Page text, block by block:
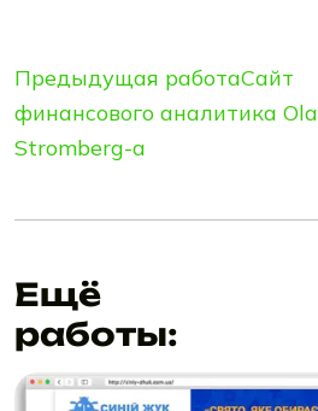
Предыдущая работаСайт
финансового аналитика Ola
Stromberg-а
Ещё
работы: